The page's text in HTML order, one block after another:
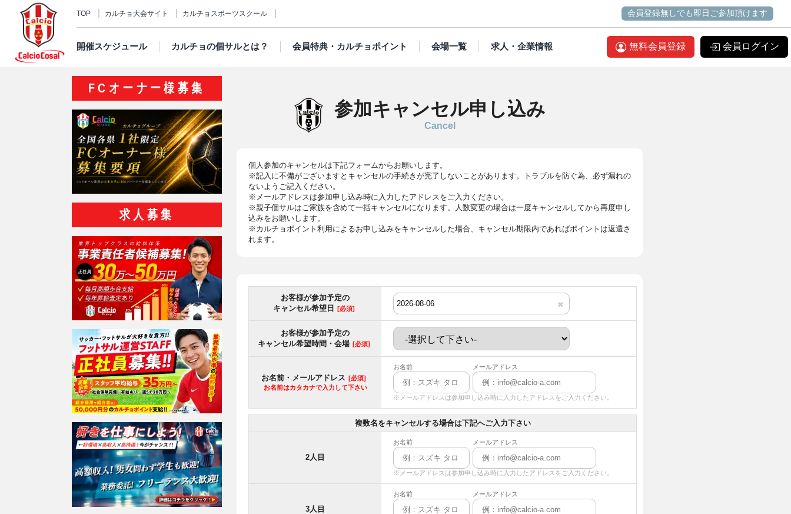
TOP カルチョ大会サイト カルチョスポーツスクール 会員登録無しでも即日ご参加頂けます
開催スケジュール カルチョの個サルとは？ 会員特典・カルチョポイント 会場一覧 求人・企業情報 無料会員登録 会員ログイン
FCオーナー様募集
求人募集
参加キャンセル申し込み
Cancel
個人参加のキャンセルは下記フォームからお願いします。
※記入に不備がございますとキャンセルの手続きが完了しないことがあります。トラブルを防ぐ為、必ず漏れの
ないようご記入ください。
※メールアドレスは参加申し込み時に入力したアドレスをご入力ください。
※親子個サルはご家族を含めて一括キャンセルになります。人数変更の場合は一度キャンセルしてから再度申し
込みをお願いします。
※カルチョポイント利用によるお申し込みをキャンセルした場合、キャンセル期限内であればポイントは返還さ
れます。
お客様が参加予定の
キャンセル希望日
[必須] ✖
お客様が参加予定の
キャンセル希望時間・会場 [必須]
お名前・メールアドレス [必須]
お名前はカタカナで入力して下さい
お名前 メールアドレス
※メールアドレスは参加申し込み時に入力したアドレスをご入力ください。
複数名をキャンセルする場合は下記へご入力下さい
2人目
お名前 メールアドレス
※メールアドレスは参加申し込み時に入力したアドレスをご入力ください。
3人目
お名前 メールアドレス